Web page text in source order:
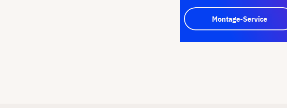
Montage-Service